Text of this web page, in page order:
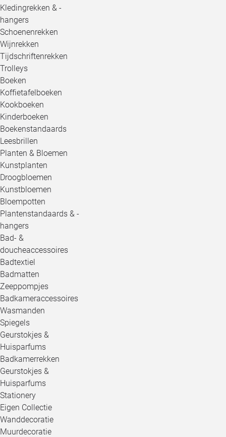
Kledingrekken & -
hangers
Schoenenrekken
Wijnrekken
Tijdschriftenrekken
Trolleys
Boeken
Koffietafelboeken
Kookboeken
Kinderboeken
Boekenstandaards
Leesbrillen
Planten & Bloemen
Kunstplanten
Droogbloemen
Kunstbloemen
Bloempotten
Plantenstandaards & -
hangers
Bad- &
doucheaccessoires
Badtextiel
Badmatten
Zeeppompjes
Badkameraccessoires
Wasmanden
Spiegels
Geurstokjes &
Huisparfums
Badkamerrekken
Geurstokjes &
Huisparfums
Stationery
Eigen Collectie
Wanddecoratie
Muurdecoratie